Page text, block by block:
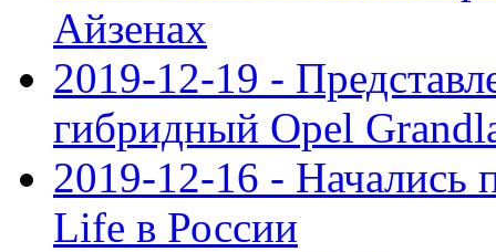
Айзенах
2019-12-19 -
гибридный Opel
2019-12-16 - Начались
Life в России